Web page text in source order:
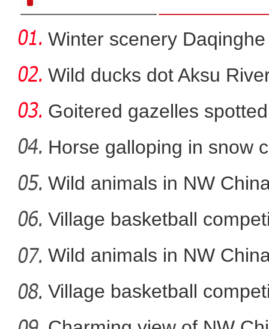
新疆和田地区首次运用
Winter scenery
Wild ducks dot Aksu
Goitered gazelles
Horse galloping in snow
a
Wild animals in NW
Village basketball
Wild animals in NW
Village basketball